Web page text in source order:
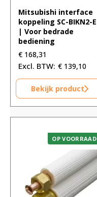
Mitsubishi interface
koppeling SC-BIKN2-E
| Voor bedrade
bediening
€ 168,31
€ 139,10
Bekijk product
OP VOORRAAD